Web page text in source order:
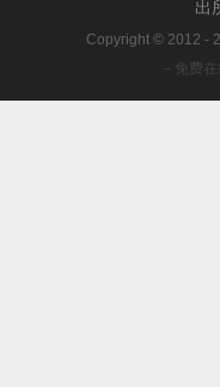
出
Copyright © 2012 -
－免费